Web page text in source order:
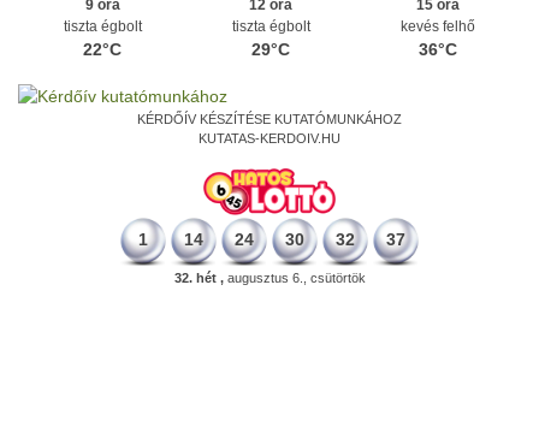
9 óra
tiszta égbolt
22°C
12 óra
tiszta égbolt
29°C
15 óra
kevés felhő
36°C
KÉRDŐÍV KÉSZÍTÉSE KUTATÓMUNKÁHOZ
KUTATAS-KERDOIV.HU
1 14 24 30 32 37
32. hét ,augusztus 6., csütörtök